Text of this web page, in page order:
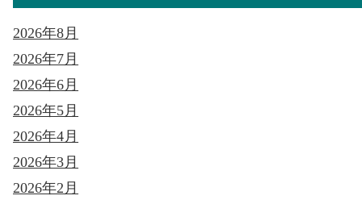
2026年8月
2026年7月
2026年6月
2026年5月
2026年4月
2026年3月
2026年2月